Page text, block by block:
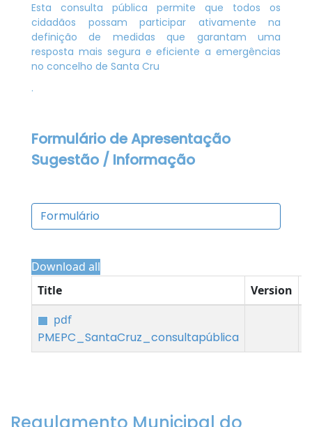
Esta consulta pública permite que todos os
cidadãos possam participar ativamente na
definição de medidas que garantam uma
resposta mais segura e eficiente a emergências
no concelho de Santa Cru
.
Formulário de Apresentação
Sugestão / Informação
Formulário
Download all
Title
Version
pdf
PMEPC_SantaCruz_consultapública
Regulamento Municipal do